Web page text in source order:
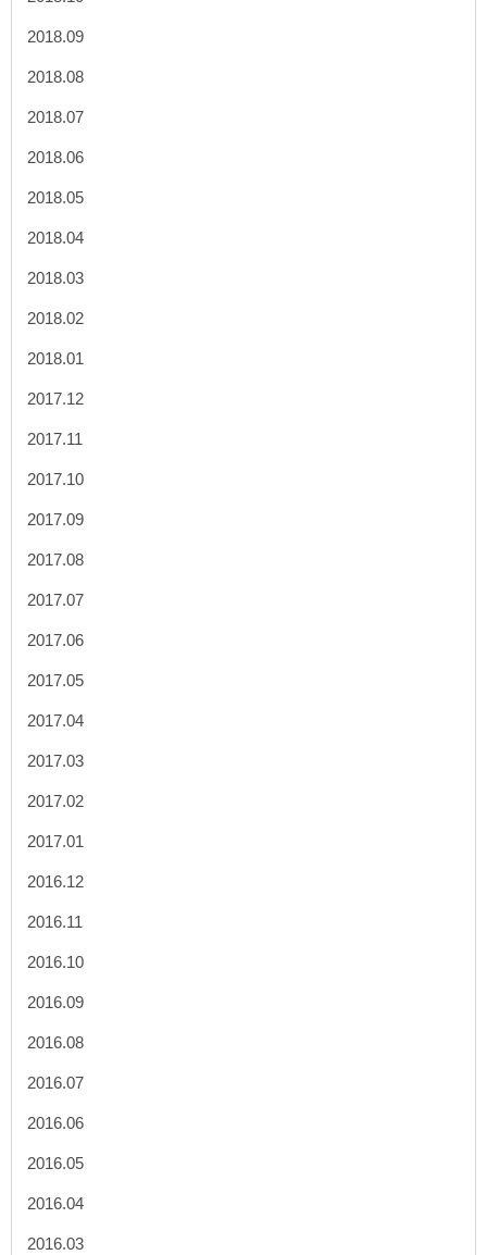
2018.09
2018.08
2018.07
2018.06
2018.05
2018.04
2018.03
2018.02
2018.01
2017.12
2017.11
2017.10
2017.09
2017.08
2017.07
2017.06
2017.05
2017.04
2017.03
2017.02
2017.01
2016.12
2016.11
2016.10
2016.09
2016.08
2016.07
2016.06
2016.05
2016.04
2016.03